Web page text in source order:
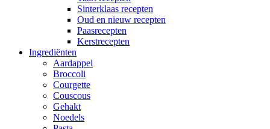
Sinterklaas recepten
Oud en nieuw recepten
Paasrecepten
Kerstrecepten
Ingrediënten
Aardappel
Broccoli
Courgette
Couscous
Gehakt
Noedels